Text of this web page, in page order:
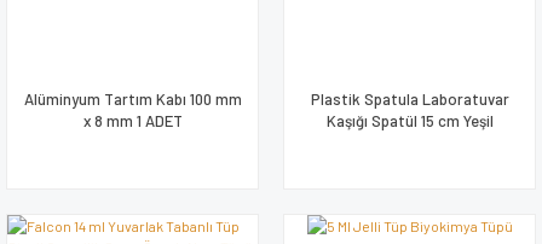
Alüminyum Tartım Kabı 100 mm
x 8 mm 1 ADET
Plastik Spatula Laboratuvar
Kaşığı Spatül 15 cm Yeşil